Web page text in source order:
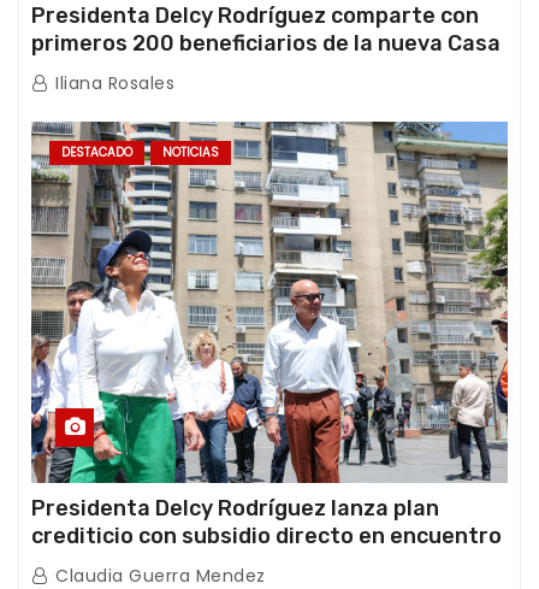
Presidenta Delcy Rodríguez comparte con
primeros 200 beneficiarios de la nueva Casa
de los Abuelos “La Primavera” en Caracas
Iliana Rosales
DESTACADO NOTICIAS
Presidenta Delcy Rodríguez lanza plan
crediticio con subsidio directo en encuentro
con Juntas de Condominio
Claudia Guerra Mendez